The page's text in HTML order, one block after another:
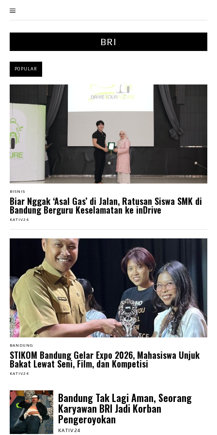
BRI
POPULAR
BISNIS
Biar Nggak ‘Asal Gas’ di Jalan, Ratusan Siswa SMK di
Bandung Berguru Keselamatan ke inDrive
KATIV24
BANDUNG
STIKOM Bandung Gelar Expo 2026, Mahasiswa Unjuk
Bakat Lewat Seni, Film, dan Kompetisi
KATIV24
Bandung Tak Lagi Aman, Seorang
Karyawan BRI Jadi Korban
Pengeroyokan
KATIV24